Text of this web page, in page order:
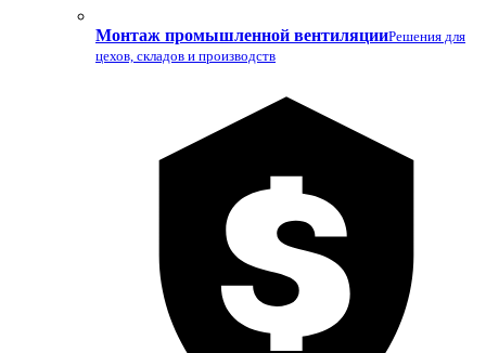
Монтаж промышленной вентиляцииРешения для
цехов, складов и производств